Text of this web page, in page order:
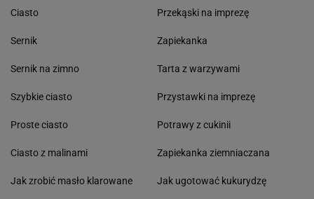
Ciasto
Sernik
Sernik na zimno
Szybkie ciasto
Proste ciasto
Ciasto z malinami
Jak zrobić masło klarowane
Przekąski na imprezę
Zapiekanka
Tarta z warzywami
Przystawki na imprezę
Potrawy z cukinii
Zapiekanka ziemniaczana
Jak ugotować kukurydzę